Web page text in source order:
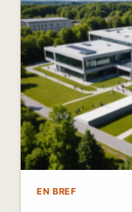
CRÉEZ
EN
UN
RIEN
DE
TEMPS
!
EN BREF